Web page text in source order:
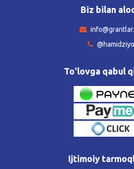
Biz bilan
@hamidziyo
To'lovga qabul
Ijtimoiy